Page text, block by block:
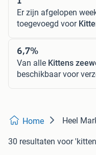
Er zijn afgelopen
toegevoegd voor
6,7%
Van alle Kittens
beschikbaar voor
Home Heel
30 resultaten voor